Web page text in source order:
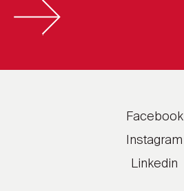
Facebook
Instagram
Linkedin